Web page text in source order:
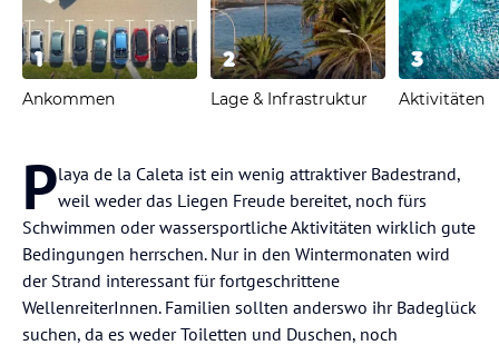
1
Ankommen
2
Lage & Infrastruktur
3
Aktivitäten
Playa de la Caleta ist ein wenig attraktiver Badestrand,
weil weder das Liegen Freude bereitet, noch fürs
Schwimmen oder wassersportliche Aktivitäten wirklich gute
Bedingungen herrschen. Nur in den Wintermonaten wird
der Strand interessant für fortgeschrittene
WellenreiterInnen. Familien sollten anderswo ihr Badeglück
suchen, da es weder Toiletten und Duschen, noch